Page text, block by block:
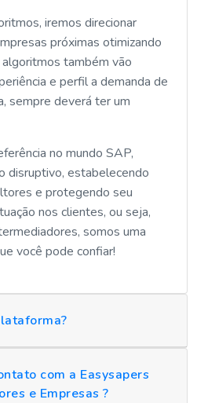
iremos direcionar
próximas otimizando
também vão
e perfil a demanda de
sempre deverá ter um
no mundo SAP,
disruptivo, estabelecendo
e protegendo seu
nos clientes, ou seja,
somos uma
você pode confiar!
com a Easysapers
e Empresas ?